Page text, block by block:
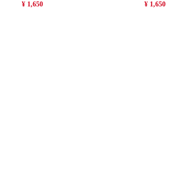
¥ 1,650 ¥ 1,650